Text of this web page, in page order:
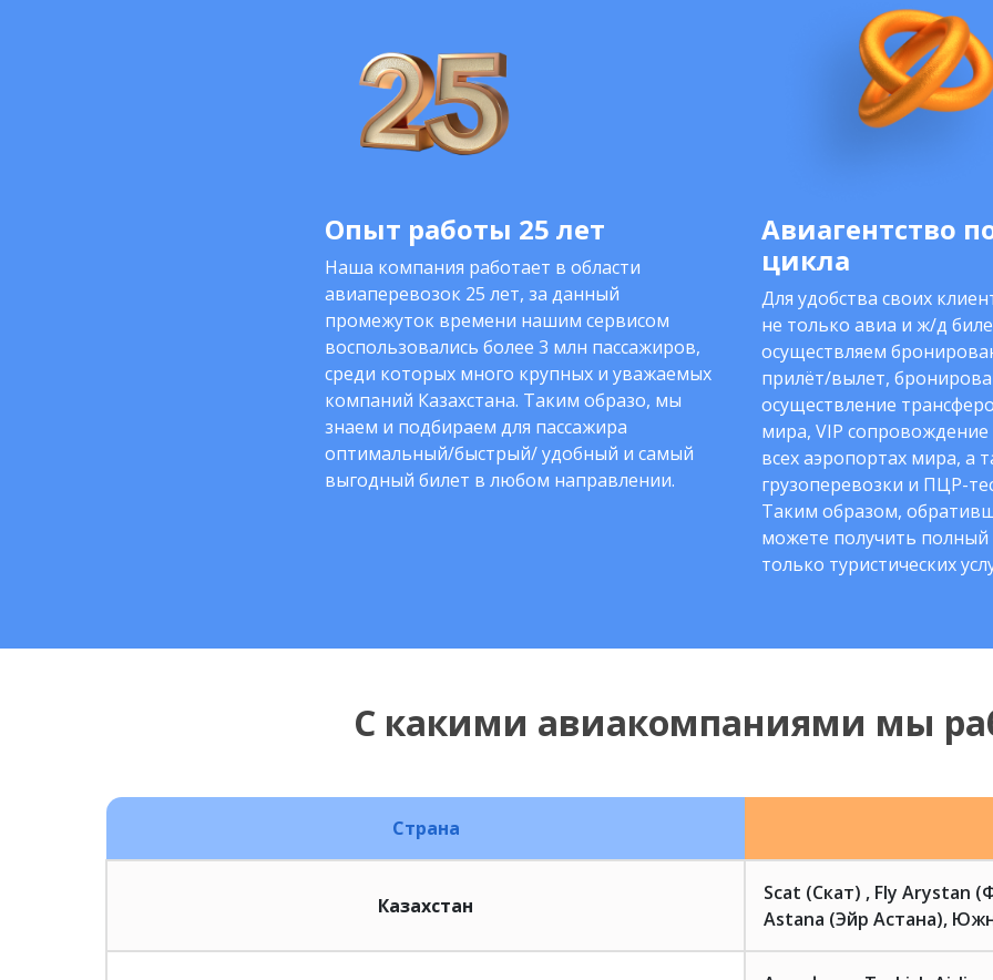
Опыт работы 25 лет
Наша компания работает в области
авиаперевозок 25 лет, за данный
промежуток времени нашим сервисом
воспользовались более 3 млн пассажиров,
среди которых много крупных и уважаемых
компаний Казахстана. Таким образо, мы
знаем и подбираем для пассажира
оптимальный/быстрый/ удобный и самый
выгодный билет в любом направлении.
Авиагентство
цикла
Для удобства своих
не только авиа и ж/д
осуществляем
прилёт/вылет,
осуществление
мира, VIP
всех аэропортах мира, а
грузоперевозки и ПЦР-
Таким образом,
можете получить полный
только туристических
С какими авиакомпаниями мы
Страна
Казахстан
Scat (Скат) , Fly Arystan
Astana (Эйр Астана),